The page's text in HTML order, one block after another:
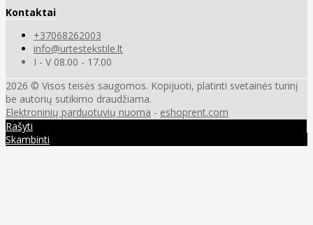
Kontaktai
+37068262003
info@urtestekstile.lt
I - V 08.00 - 17.00
2026 © Visos teisės saugomos. Kopijuoti, platinti svetainės turinį
be autorių sutikimo draudžiama.
Elektroninių parduotuvių nuoma - eshoprent.com
Rašyti
Skambinti